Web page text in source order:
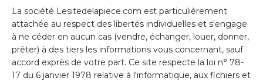
La société Lesitedelapiece.com est particulièrement
attachée au respect des libertés individuelles et s'engage
à ne céder en aucun cas (vendre, échanger, louer, donner,
prêter) à des tiers les informations vous concernant, sauf
accord exprès de votre part. Ce site respecte la loi n° 78-
17 du 6 janvier 1978 relative à l'informatique, aux fichiers et